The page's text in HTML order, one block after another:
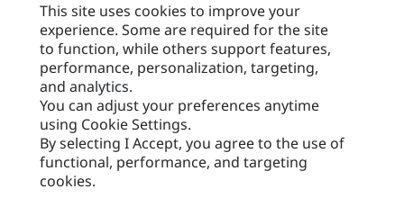
Caterpillar Kontakt
Moje Preferencje Marketingowe
Site Map
Cookie Settings
Legal
Privacy
This site uses cookies to improve your
experience. Some are required for the site
to function, while others support features,
performance, personalization, targeting,
and analytics.
You can adjust your preferences anytime
using Cookie Settings.
By selecting I Accept, you agree to the use of
functional, performance, and targeting
cookies.